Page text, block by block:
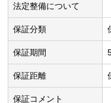
法定整備について
保証分類
保証期間
保証距離
保証コメント